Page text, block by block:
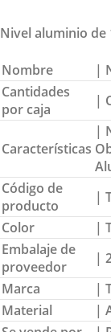
Nivel aluminio de
Nombre
|
Cantidades
por caja
|
Características
|
Código de
producto
|
Color
|
Embalaje de
proveedor
|
Marca
|
Material
|